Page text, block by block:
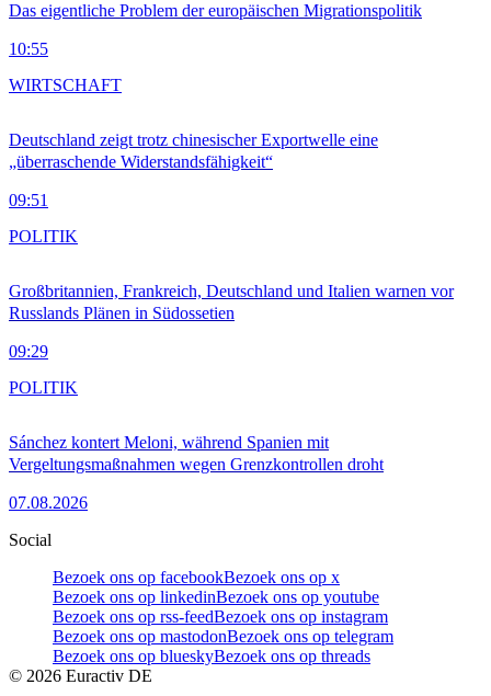
Das eigentliche Problem der europäischen Migrationspolitik
10:55
Deutschland zeigt trotz chinesischer Exportwelle eine
„überraschende Widerstandsfähigkeit“
09:51
WIRTSCHAFT
Großbritannien, Frankreich, Deutschland und Italien warnen vor
Russlands Plänen in Südossetien
09:29
POLITIK
Sánchez kontert Meloni, während Spanien mit
Vergeltungsmaßnahmen wegen Grenzkontrollen droht
07.08.2026
POLITIK
Social
Bezoek ons op facebookBezoek ons op x
Bezoek ons op linkedinBezoek ons op youtube
Bezoek ons op rss-feedBezoek ons op instagram
Bezoek ons op mastodonBezoek ons op telegram
Bezoek ons op blueskyBezoek ons op threads
© 2026 Euractiv DE